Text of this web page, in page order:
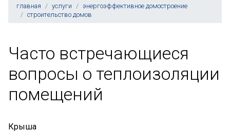
главная услуги
энергоэффективное домостроение
строительство домов
Часто встречающиеся
вопросы о теплоизоляции
помещений
Крыша